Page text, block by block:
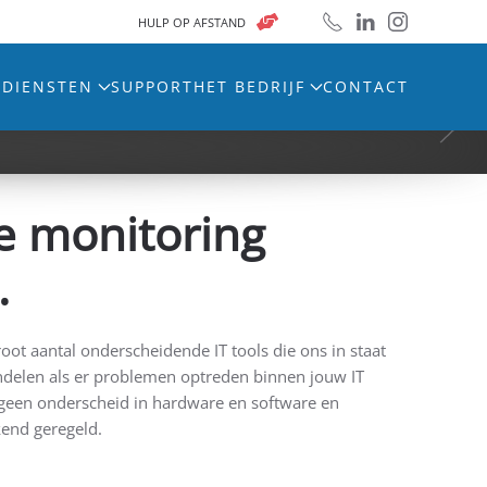
HULP OP AFSTAND
SUPPORTHET BEDRIJF CONTACT
monitoring
aantal onderscheidende IT tools die ons in staat
als er problemen optreden binnen jouw IT
onderscheid in hardware en software en
geregeld.